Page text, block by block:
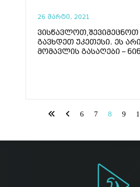
26 მარტი, 2021
ვისწავლოთ,შევიმეცნოთ
გავხდეთ უკეთესი. ეს
მომავლის გასაღები –
6 7 8 9